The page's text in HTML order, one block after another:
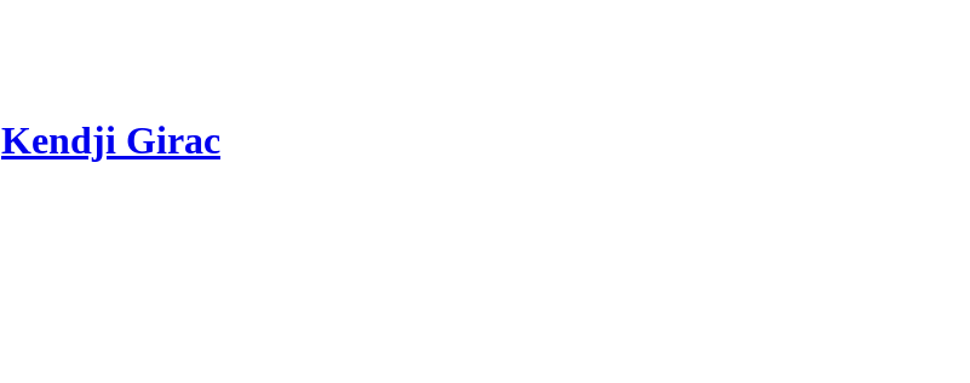
Kendji Girac